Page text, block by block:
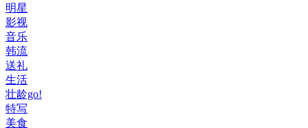
明星
影视
音乐
韩流
送礼
生活
壮龄go!
特写
美食